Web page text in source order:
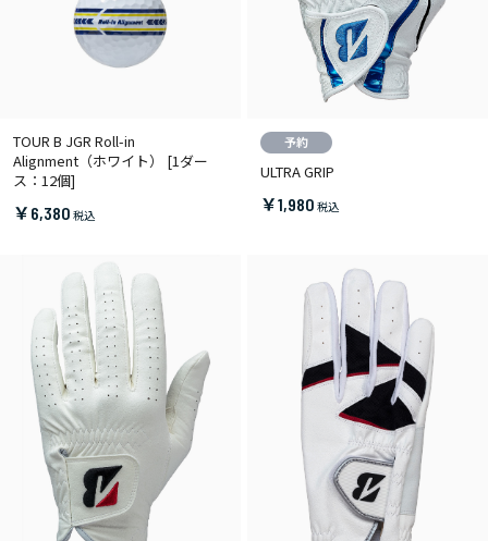
TOUR B JGR Roll-in
Alignment（ホワイト） [1ダー
ス：12個]
￥6,380
ULTRA GRIP
￥1,980